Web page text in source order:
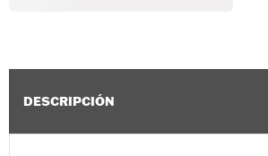
DESCRIPCIÓN